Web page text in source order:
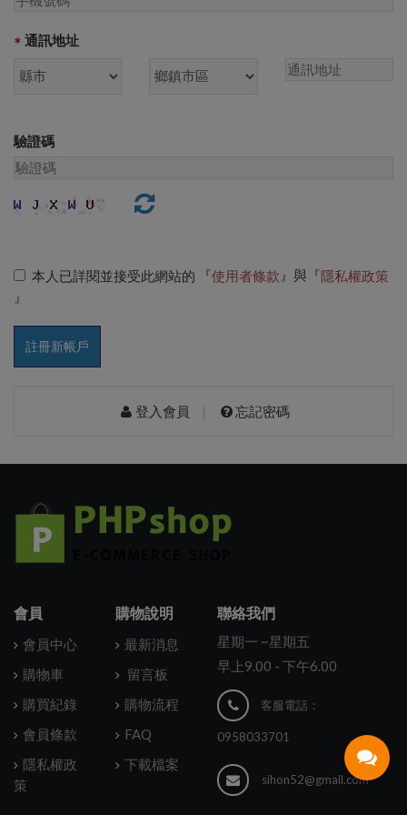
* 通訊地址
驗證碼
本人已詳閱並接受此網站的 『使用者條款 』與『隱私權政策
』
註冊新帳戶
登入會員 | 忘記密碼
會員
會員中心
購物車
購買紀錄
會員條款
隱私權政
策
購物說明
最新消息
留言板
購物流程
FAQ
下載檔案
聯絡我們
星期一 ~星期五
早上9.00 - 下午6.00
客服電話：
0958033701
sihon52@gmail.com